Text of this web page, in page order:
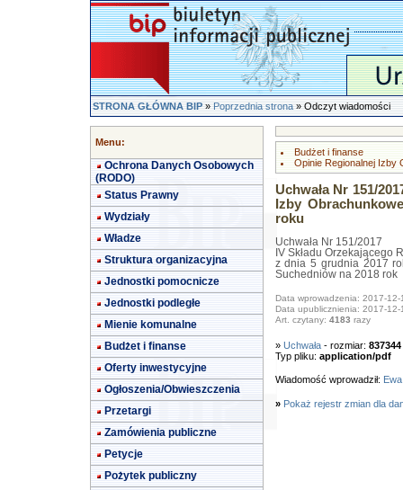
STRONA GŁÓWNA BIP»Poprzednia strona» Odczyt wiadomości
Menu:
Ochrona Danych Osobowych
(RODO)
Status Prawny
Wydziały
Władze
Struktura organizacyjna
Jednostki pomocnicze
Jednostki podległe
Mienie komunalne
Budżet i finanse
Oferty inwestycyjne
Ogłoszenia/Obwieszczenia
Przetargi
Zamówienia publiczne
Petycje
Pożytek publiczny
Budżet i finanse
Opinie Regionalnej Izby
Uchwała Nr 151/
Izby
roku
Uchwała Nr 151/2017
IV Składu Orzekającego
z dnia 5 grudnia 2017
Suchedniów na 2018 rok
Data wprowadzenia: 2017-12-
Data upublicznienia: 2017-12-
Art. czytany: 4183 razy
» Uchwała- rozmiar: 837344
Typ pliku: application/pdf
Wiadomość wprowadził:
» Pokaż rejestr zmian dla